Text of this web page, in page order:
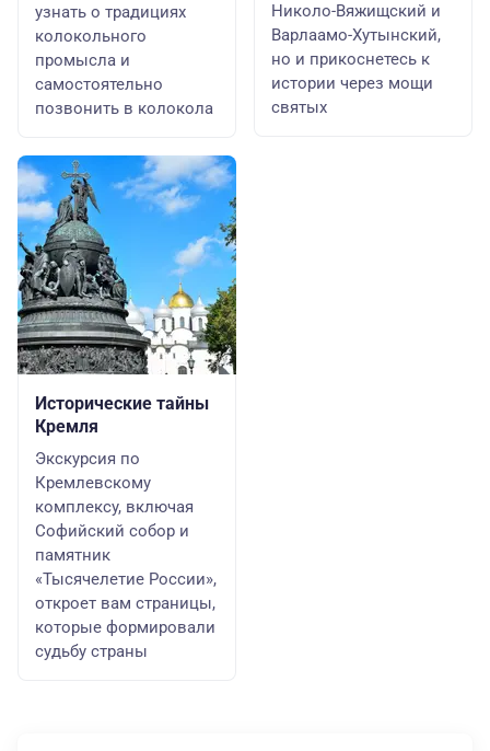
узнать о традициях
колокольного
промысла и
самостоятельно
позвонить в колокола
Исторические тайны
Кремля
Экскурсия по
Кремлевскому
комплексу, включая
Софийский собор и
памятник
«Тысячелетие России»,
откроет вам страницы,
которые формировали
судьбу страны
Николо-Вяжищский и
Варлаамо-Хутынский,
но и прикоснетесь к
истории через мощи
святых